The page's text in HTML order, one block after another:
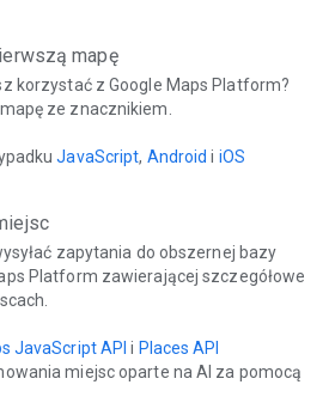
mapę
korzystać z Google Maps Platform?
ze znacznikiem.
JavaScript, Android i iOS
zapytania do obszernej bazy
Platform zawierającej szczegółowe
JavaScript API i Places API
miejsc oparte na AI za pomocą